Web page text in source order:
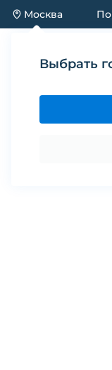
Москва
Выбрать
Каталог
Корм